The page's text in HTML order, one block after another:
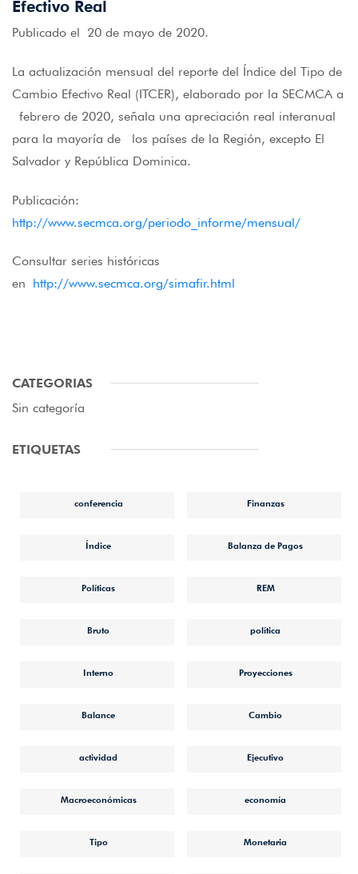
Efectivo Real
Publicado el 20 de mayo de 2020.
La actualización mensual del reporte del Índice del Tipo de
Cambio Efectivo Real (ITCER), elaborado por la SECMCA a
febrero de 2020, señala una apreciación real interanual
para la mayoría de los países de la Región, excepto El
Salvador y República Dominica.
Publicación:
http://www.secmca.org/periodo_informe/mensual/
Consultar series históricas
en http://www.secmca.org/simafir.html
CATEGORIAS
Sin categoría
ETIQUETAS
conferencia Finanzas
Índice Balanza de Pagos
Políticas REM
Bruto política
Interno Proyecciones
Balance Cambio
actividad Ejecutivo
Macroeconómicas economía
Tipo Monetaria